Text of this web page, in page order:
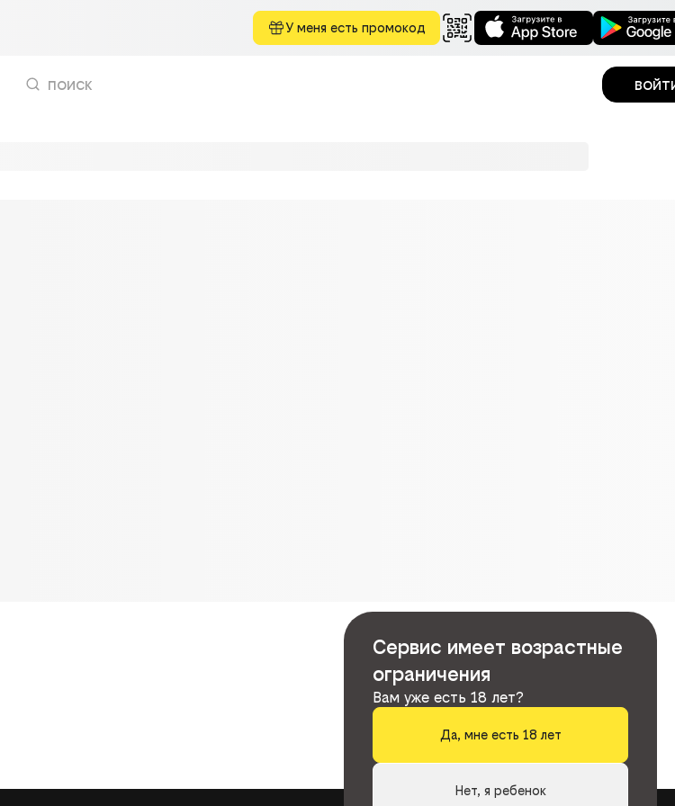
У меня есть промокод
поиск
Сервис имеет возрастные
ограничения
Вам уже есть 18 лет?
Да, мне есть 18 лет
Нет, я ребенок